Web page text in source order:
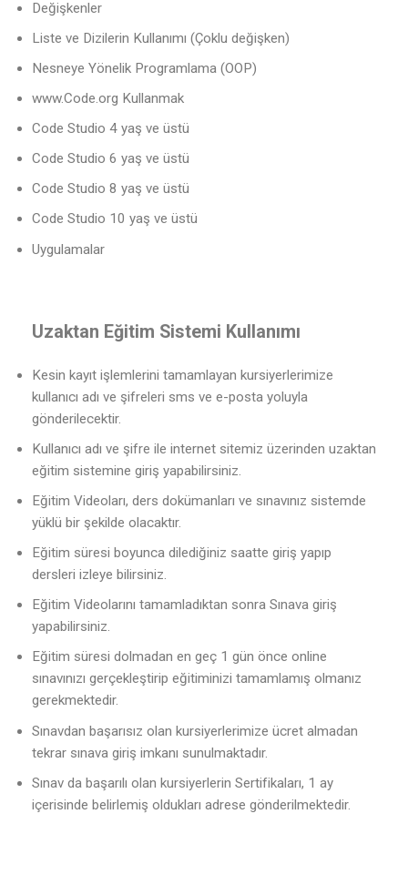
Değişkenler
Liste ve Dizilerin Kullanımı (Çoklu değişken)
Nesneye Yönelik Programlama (OOP)
www.Code.org Kullanmak
Code Studio 4 yaş ve üstü
Code Studio 6 yaş ve üstü
Code Studio 8 yaş ve üstü
Code Studio 10 yaş ve üstü
Uygulamalar
Uzaktan Eğitim Sistemi Kullanımı
Kesin kayıt işlemlerini tamamlayan kursiyerlerimize
kullanıcı adı ve şifreleri sms ve e-posta yoluyla
gönderilecektir.
Kullanıcı adı ve şifre ile internet sitemiz üzerinden uzaktan
eğitim sistemine giriş yapabilirsiniz.
Eğitim Videoları, ders dokümanları ve sınavınız sistemde
yüklü bir şekilde olacaktır.
Eğitim süresi boyunca dilediğiniz saatte giriş yapıp
dersleri izleye bilirsiniz.
Eğitim Videolarını tamamladıktan sonra Sınava giriş
yapabilirsiniz.
Eğitim süresi dolmadan en geç 1 gün önce online
sınavınızı gerçekleştirip eğitiminizi tamamlamış olmanız
gerekmektedir.
Sınavdan başarısız olan kursiyerlerimize ücret almadan
tekrar sınava giriş imkanı sunulmaktadır.
Sınav da başarılı olan kursiyerlerin Sertifikaları, 1 ay
içerisinde belirlemiş oldukları adrese gönderilmektedir.